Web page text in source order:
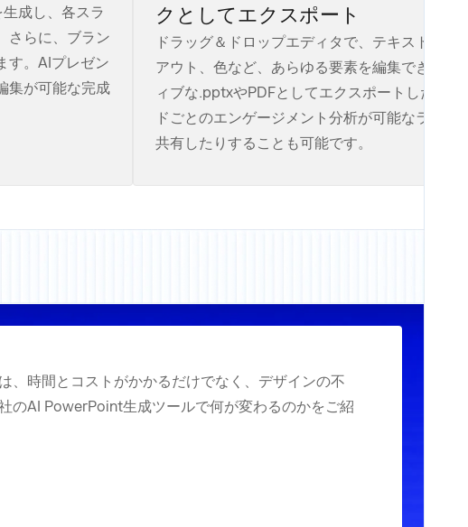
成し、各スラ
さらに、ブラン
す。AIプレゼン
集が可能な完成
クとしてエクスポート
ドラッグ＆ドロップエディタで、テキスト、画
アウト、色など、あらゆる要素を編集できます
ィブな.pptxやPDFとしてエクスポートしたり、
ドごとのエンゲージメント分析が可能なライブ
共有したりすることも可能です。
、時間とコストがかかるだけでなく、デザインの不
のAI PowerPoint生成ツールで何が変わるのかをご紹